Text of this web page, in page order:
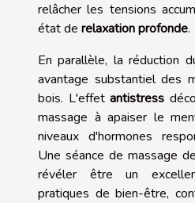
relâcher les tensions
état de relaxation profonde.
En parallèle, la réduction
avantage substantiel des
bois. L'effetantistress
massage à apaiser le
niveaux d'hormones
Une séance de massage
révéler être un
pratiques de bien-être,